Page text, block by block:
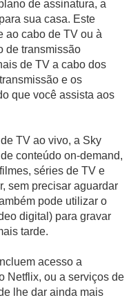
de assinatura, a
sua casa. Este
ao cabo de TV ou à
de transmissão
de TV a cabo dos
e os
que você assista aos
TV ao vivo, a Sky
conteúdo on-demand,
séries de TV e
sem precisar aguardar
pode utilizar o
digital) para gravar
tarde.
acesso a
Netflix, ou a serviços de
lhe dar ainda mais